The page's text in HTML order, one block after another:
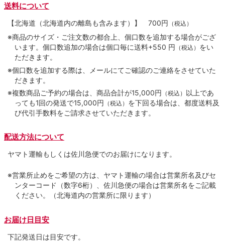
送料について
【北海道（北海道内の離島も含みます）】 700円 （税込）
※商品のサイズ・ご注文数の都合上、個口数を追加する場合がござ
います。個口数追加の場合は個口毎に送料+550 円 （税込） をい
ただきます。
※個口数を追加する際は、メールにてご確認のご連絡をさせていた
だきます。
※複数商品ご予約の場合は、商品合計が15,000円 （税込） 以上であ
っても1回の発送で15,000円 （税込） を下回る場合は、都度送料及
び代引手数料をご請求させていただきます。
配送方法について
ヤマト運輸もしくは佐川急便でのお届けになります。
※営業所止めをご希望の方は、ヤマト運輸の場合は営業所名及びセ
ンターコード（数字6桁）、佐川急便の場合は営業所名をご記載
ください。（北海道内の営業所に限ります）
お届け日目安
下記発送日は目安です。